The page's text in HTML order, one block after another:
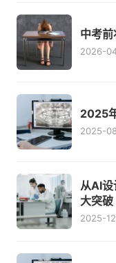
中考
2026-
2025
2025-
从AI
大突破
2025-